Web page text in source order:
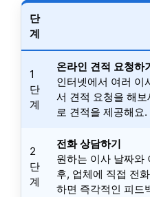
단
계
1
단
계
온라인 견적 요청하
인터넷에서 여러 이
서 견적 요청을 해
로 견적을 제공해요.
2
단
계
전화 상담하기
원하는 이사 날짜와
후, 업체에 직접 전
하면 즉각적인 피드